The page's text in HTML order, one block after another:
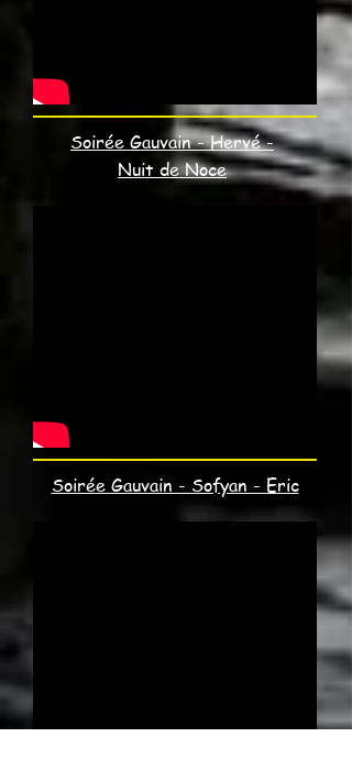
Soirée Gauvain - Hervé -
Nuit de Noce
Soirée Gauvain - Sofyan - Eric